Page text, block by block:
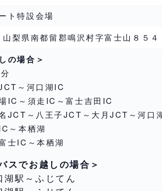
ト特設会場
梨県南都留郡鳴沢村字富士山８５４
の場合＞
～河口湖IC
IC～須走IC～富士吉田IC
JCT～八王子JCT～大月JCT～河口
～本栖湖
士IC～本栖湖
スでお越しの場合＞
湖駅～ふじてん